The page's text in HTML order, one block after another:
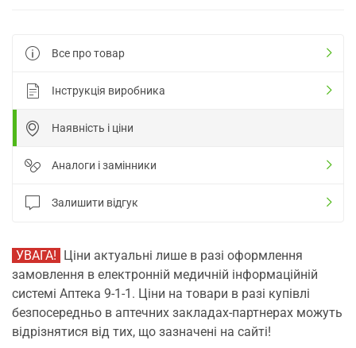
Все про товар
Інструкція виробника
Наявність і ціни
Аналоги і замінники
Залишити відгук
УВАГА! Ціни актуальні лише в разі оформлення
замовлення в електронній медичній інформаційній
системі Аптека 9-1-1. Ціни на товари в разі купівлі
безпосередньо в аптечних закладах-партнерах можуть
відрізнятися від тих, що зазначені на сайті!